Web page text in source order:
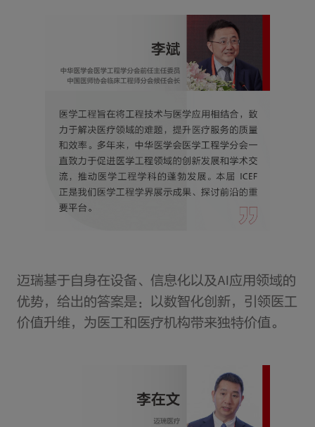
迈瑞基于自身在设备、信息化以及AI应用领域的
优势，给出的答案是：以数智化创新，引领医工
价值升维，为医工和医疗机构带来独特价值。